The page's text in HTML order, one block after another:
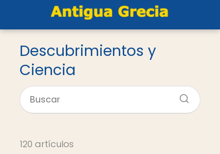
Descubrimientos y
Ciencia
120 artículos